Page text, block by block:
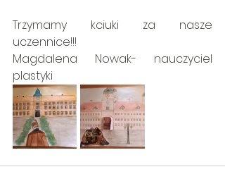
Trzymamy kciuki za nasze
uczennice!!!
Magdalena Nowak- nauczyciel
plastyki